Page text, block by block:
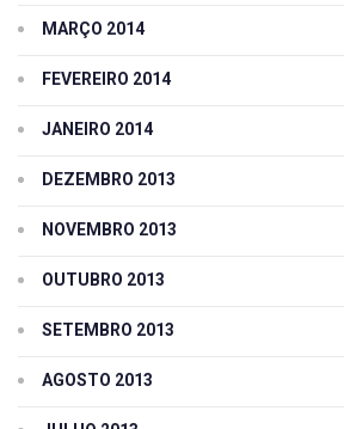
MARÇO 2014
FEVEREIRO 2014
JANEIRO 2014
DEZEMBRO 2013
NOVEMBRO 2013
OUTUBRO 2013
SETEMBRO 2013
AGOSTO 2013